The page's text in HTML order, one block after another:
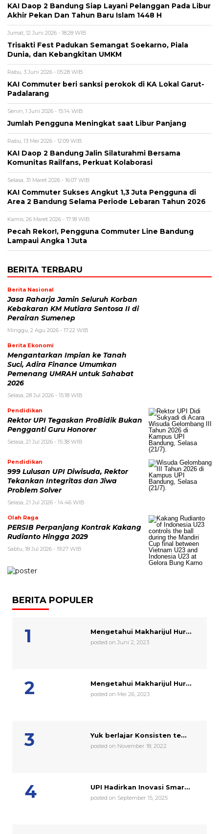
KAI Daop 2 Bandung Siap Layani Pelanggan Pada Libur
Akhir Pekan Dan Tahun Baru Islam 1448 H
Jumat, 12 Juni 2026 - 18:28 WIB
Trisakti Fest Padukan Semangat Soekarno, Piala
Dunia, dan Kebangkitan UMKM
Rabu, 3 Juni 2026 - 05:28 WIB
KAI Commuter beri sanksi perokok di KA Lokal Garut-
Padalarang
Senin, 1 Juni 2026 - 15:14 WIB
Jumlah Pengguna Meningkat saat Libur Panjang
Rabu, 13 Mei 2026 - 12:09 WIB
KAI Daop 2 Bandung Jalin Silaturahmi Bersama
Komunitas Railfans, Perkuat Kolaborasi
Selasa, 31 Maret 2026 - 16:07 WIB
KAI Commuter Sukses Angkut 1,3 Juta Pengguna di
Area 2 Bandung Selama Periode Lebaran Tahun 2026
Kamis, 26 Maret 2026 - 17:18 WIB
Pecah Rekor!, Pengguna Commuter Line Bandung
Lampaui Angka 1 Juta
BERITA TERBARU
Berita Nasional
Jasa Raharja Jamin Seluruh Korban
Kebakaran KM Mutiara Sentosa II di
Perairan Sumenep
Minggu, 2 Agu 2026 - 17:22 WIB
Berita Ekonomi
Mengantarkan Impian ke Tanah
Suci, Adira Finance Umumkan
Pemenang UMRAH untuk Sahabat
2026
Selasa, 28 Jul 2026 - 15:18 WIB
Pendidikan
Rektor UPI Tegaskan ProBidik Bukan
Pengganti Guru Honorer
Selasa, 21 Jul 2026 - 15:38 WIB
Pendidikan
999 Lulusan UPI Diwisuda, Rektor
Tekankan Integritas dan Jiwa
Problem Solver
Selasa, 21 Jul 2026 - 14:46 WIB
Olah Raga
PERSIB Perpanjang Kontrak Kakang
Rudianto Hingga 2029
Sabtu, 18 Jul 2026 - 19:27 WIB
BERITA POPULER
Mengetahui Makharijul Hur...
posted on Juni 2, 2023
Mengetahui Makharijul Hur...
posted on Mei 26, 2023
Yuk berlajar Konsisten te...
posted on November 18, 2022
UPI Hadirkan Inovasi Smar...
posted on September 15, 2025